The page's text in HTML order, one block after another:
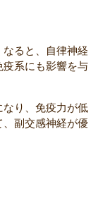
ると、自律神経
系にも影響を与
り、免疫力が低
副交感神経が優